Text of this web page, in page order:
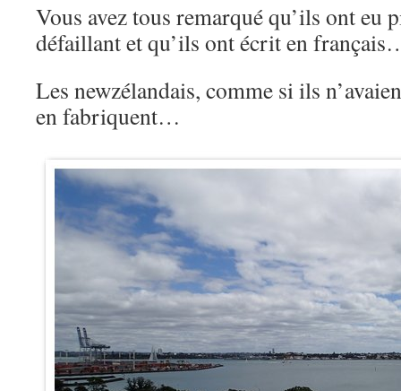
Vous avez tous remarqué qu’ils ont eu
défaillant et qu’ils ont écrit en
Les newzélandais, comme si ils
en fabriquent…